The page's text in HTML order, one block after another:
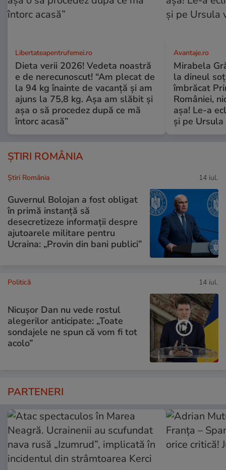
Libertateapentrufemei.ro
Dieta verii 2026! Vedeta noastră
e de nerecunoscut! “Am plecat de
la 94 kg înainte de vacanță și am
ajuns la 75,8 kg. Așa am slăbit și
așa o să procedez după ce mă
întorc acasă”
Avantaje.ro
Mirabela
la dineul
îmbrăcat
României,
așa! Le-a
și pe
ȘTIRI ROMÂNIA
Știri România 14 iul.
Guvernul Bolojan a fost obligat
în primă instanță să
desecretizeze informații despre
ajutoarele militare pentru
Ucraina: „Provin din bani publici”
Politică 14 iul.
Nicușor Dan nu vede rostul
alegerilor anticipate: „Toate
sondajele ne spun că vom fi tot
acolo”
PARTENERI